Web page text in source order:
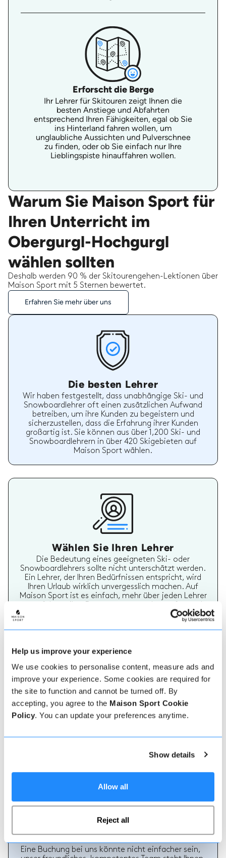
Help us improve your experience
We use cookies to personalise content, measure ads and
improve your experience. Some cookies are required for
the site to function and cannot be turned off. By
accepting, you agree to the Maison Sport Cookie
Policy. You can update your preferences anytime.
Show details
Allow all
Reject all
Erforscht die Berge
Ihr Lehrer für Skitouren zeigt Ihnen die
besten Anstiege und Abfahrten
entsprechend Ihren Fähigkeiten, egal ob Sie
ins Hinterland fahren wollen, um
unglaubliche Aussichten und Pulverschnee
zu finden, oder ob Sie einfach nur Ihre
Lieblingspiste hinauffahren wollen.
Warum Sie Maison Sport für
Ihren Unterricht im
Obergurgl-Hochgurgl
wählen sollten
Deshalb werden 90 % der Skitourengehen-Lektionen über
Maison Sport mit 5 Sternen bewertet.
Erfahren Sie mehr über uns
Die besten Lehrer
Wir haben festgestellt, dass unabhängige Ski- und
Snowboardlehrer oft einen zusätzlichen Aufwand
betreiben, um ihre Kunden zu begeistern und
sicherzustellen, dass die Erfahrung ihrer Kunden
großartig ist. Sie können aus über 1,200 Ski- und
Snowboardlehrern in über 420 Skigebieten auf
Maison Sport wählen.
Wählen Sie Ihren Lehrer
Die Bedeutung eines geeigneten Ski- oder
Snowboardlehrers sollte nicht unterschätzt werden.
Ein Lehrer, der Ihren Bedürfnissen entspricht, wird
Ihren Urlaub wirklich unvergesslich machen. Auf
Maison Sport ist es einfach, mehr über jeden Lehrer
dann sicher zu buchen und zu bezahlen.
Echte Lehrer Bewertungen
Informationen bei der Auswahl eines Lehrers. Sie
können sehen, ob ein Lehrer regelmäßig einen
Wie man bucht
Eine Buchung bei uns könnte nicht einfacher sein,